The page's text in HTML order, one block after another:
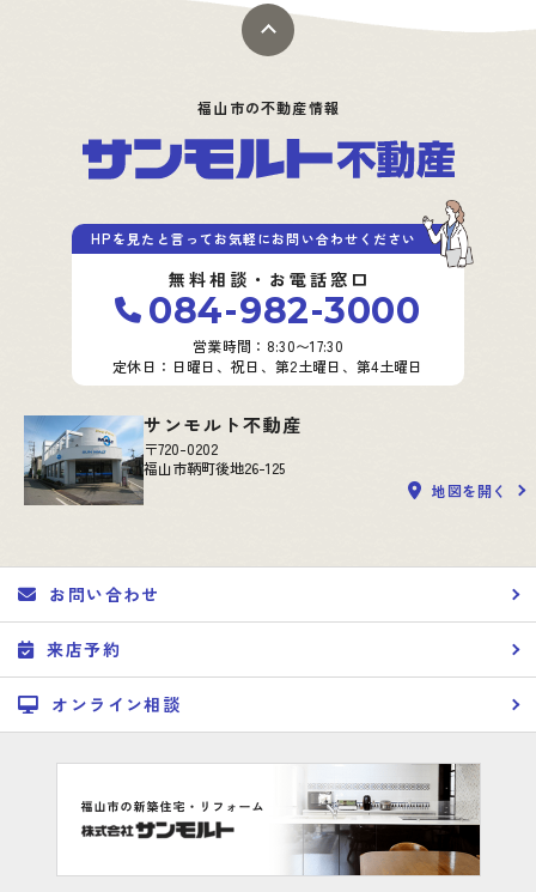
福山市の不動産情報
HPを見たと言ってお気軽にお問い合わせください
無料相談・お電話窓口
084-982-3000
営業時間：8:30〜17:30
定休日：日曜日、祝日、第2土曜日、第4土曜日
サンモルト不動産
〒720-0202
福山市鞆町後地26-125
地図を開く
お問い合わせ
来店予約
オンライン相談